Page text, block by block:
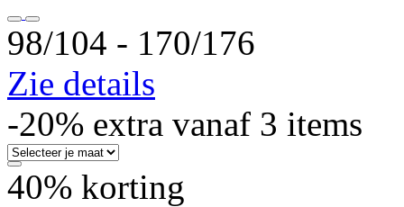
98/104 ‐ 170/176
Zie details
-20% extra vanaf 3 items
40% korting